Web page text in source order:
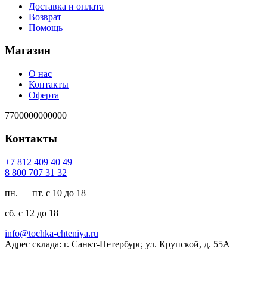
Доставка и оплата
Возврат
Помощь
Магазин
О нас
Контакты
Оферта
7700000000000
Контакты
94 04 904 218 7+
23 13 707 008 8
пн. — пт. с 10 до 18
сб. с 12 до 18
ur.ayinethc-akhcot@ofni
Адрес склада: г. Санкт-Петербург, ул. Крупской, д. 55А